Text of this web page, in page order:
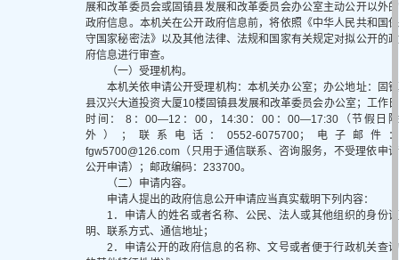
展和改革委员会或固镇县发展和改革委员会办公室主动公开以外的
政府信息。本机关在公开政府信息前，将依照《中华人民共和国保
守国家秘密法》以及其他法律、法规和国家有关规定对拟公开的政
府信息进行审查。
（一）受理机构。
本机关依申请公开受理机构：本机关办公室；办公地址：固镇
县汉兴大道投资大厦10楼固镇县发展和改革委员会办公室；工作日
时间： 8：00—12：00，14:30：00：00—17:30（节假日除
外）；联系电话：0552-6075700；电子邮件：
fgw5700@126.com（只用于通信联系、咨询服务，不受理依申请
公开申请）；邮政编码：233700。
（二）申请内容。
申请人提出的政府信息公开申请应当真实载明下列内容：
1．申请人的姓名或者名称、公民、法人或其他组织的身份证
明、联系方式、通信地址；
2．申请公开的政府信息的名称、文号或者便于行政机关查询